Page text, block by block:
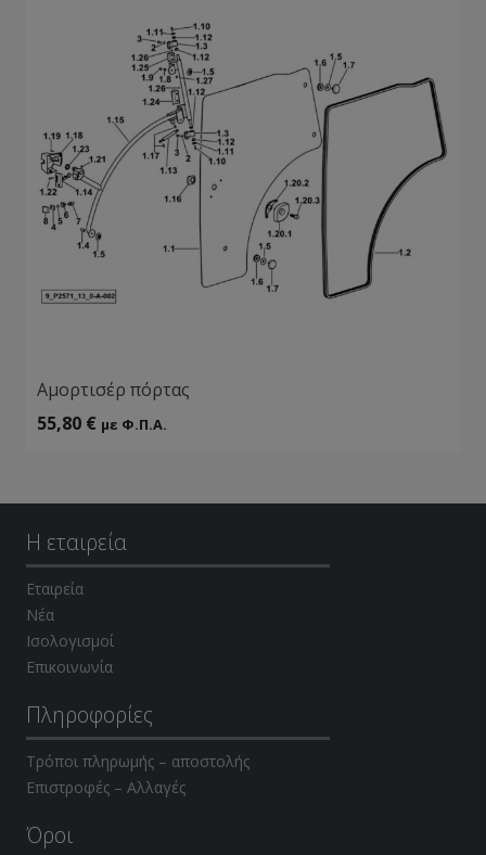
Αμορτισέρ πόρτας
55,80 € με Φ.Π.Α.
Η εταιρεία
Εταιρεία
Νέα
Ισολογισμοί
Επικοινωνία
Πληροφορίες
Τρόποι πληρωμής – αποστολής
Επιστροφές – Αλλαγές
Όροι